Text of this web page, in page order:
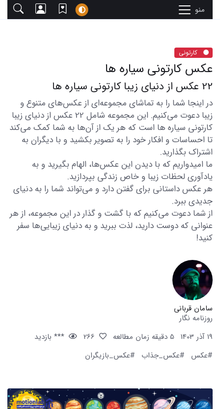
منو
کارتونی
عکس کارتونی سیاره ها
22 عکس از دنیای زیبا کارتونی سیاره ها
در اینجا شما را به تماشای مجموعه‌ای از عکس‌های متنوع و
زیبا دعوت می‌کنیم. این مجموعه شامل 22 عکس از دنیای زیبا
کارتونی سیاره ها است که هر یک از آن‌ها به شما کمک می‌کند
تا احساسات و افکار خود را به تصویر بکشید و با دیگران به
اشتراک بگذارید.
ما امیدواریم که با دیدن این عکس‌ها، الهام بگیرید و به
یادآوری لحظات زیبا و خاص زندگی بپردازید.
هر عکس داستانی برای گفتن دارد و می‌تواند شما را به دنیای
جدیدی ببرد.
از شما دعوت می‌کنیم که با گشت و گذار در این مجموعه، از هر
عنوانی که دوست دارید، لذت ببرید و به دنیای زیبایی‌ها سفر
کنید!
سامان قربانی
روزنامه نگار
19 آذر 1403
5 دقیقه زمان مطالعه
*** بازدید
#عکس
#عکس_جذاب #عکس_بازیگران